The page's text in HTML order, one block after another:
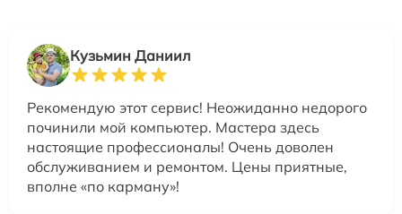
Кузьмин Даниил
Рекомендую этот сервис! Неожиданно недорого
починили мой компьютер. Мастера здесь
настоящие профессионалы! Очень доволен
обслуживанием и ремонтом. Цены приятные,
вполне «по карману»!